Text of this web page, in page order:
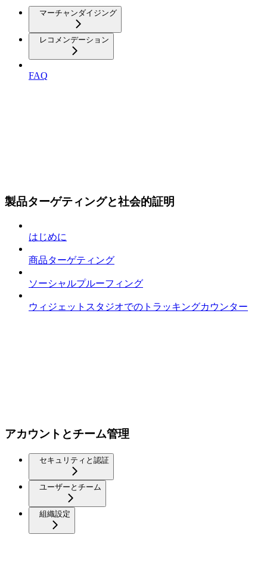
マーチャンダイジング
レコメンデーション
FAQ
製品ターゲティングと社会的証明
はじめに
商品ターゲティング
ソーシャルプルーフィング
ウィジェットスタジオでのトラッキングカウンター
アカウントとチーム管理
セキュリティと認証
ユーザーとチーム
組織設定